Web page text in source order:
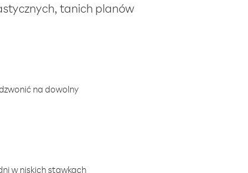
tanich planów
na dowolny
w niskich stawkach